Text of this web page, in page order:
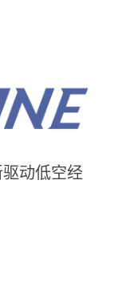
动低空经